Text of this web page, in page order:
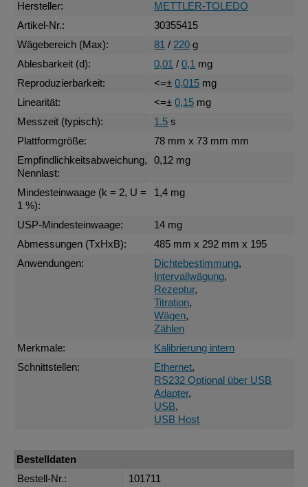
Hersteller:
METTLER-TOLEDO
Artikel-Nr.:
30355415
Wägebereich (Max):
81 / 220 g
Ablesbarkeit (d):
0,01 /0,1 mg
Reproduzierbarkeit:
<=±0,015 mg
Linearität:
<=±0,15 mg
Messzeit (typisch):
1.5 s
Plattformgröße:
78 mm x 73 mm mm
Empfindlichkeitsabweichung,
Nennlast:
0,12 mg
Mindesteinwaage (k = 2, U =
1 %):
1,4 mg
USP-Mindesteinwaage:
14 mg
Abmessungen (TxHxB):
485 mm x 292 mm x 195
Anwendungen:
Dichtebestimmung,
Intervallwägung,
Rezeptur,
Titration,
Wägen,
Zählen
Merkmale:
Kalibrierung intern
Schnittstellen:
Ethernet,
RS232 Optional über USB
Adapter,
USB,
USB Host
Bestelldaten
Bestell-Nr.:
101711